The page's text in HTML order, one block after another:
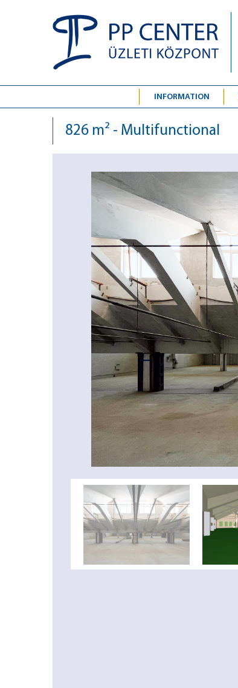
INFORMATION
826 m² - Multifunctional